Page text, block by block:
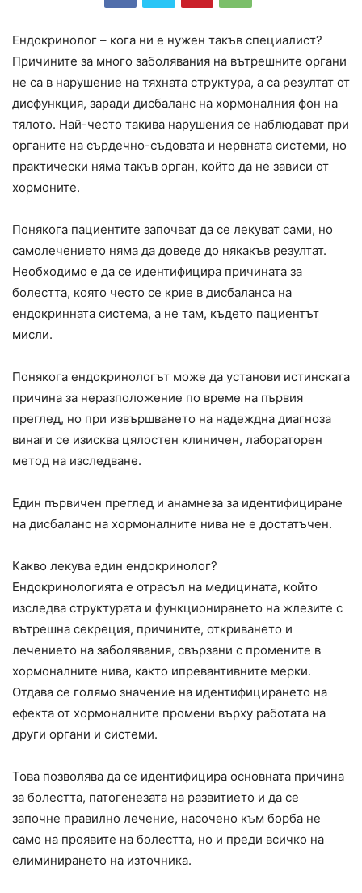
Ендокринолог – кога ни е нужен такъв специалист?
Причините за много заболявания на вътрешните органи
не са в нарушение на тяхната структура, а са резултат от
дисфункция, заради дисбаланс на хормоналния фон на
тялото. Най-често такива нарушения се наблюдават при
органите на сърдечно-съдовата и нервната системи, но
практически няма такъв орган, който да не зависи от
хормоните.
Понякога пациентите започват да се лекуват сами, но
самолечението няма да доведе до някакъв резултат.
Необходимо е да се идентифицира причината за
болестта, която често се крие в дисбаланса на
ендокринната система, а не там, където пациентът
мисли.
Понякога ендокринологът може да установи истинската
причина за неразположение по време на първия
преглед, но при извършването на надеждна диагноза
винаги се изисква цялостен клиничен, лабораторен
метод на изследване.
Един първичен преглед и анамнеза за идентифициране
на дисбаланс на хормоналните нива не е достатъчен.
Какво лекува един ендокринолог?
Ендокринологията е отрасъл на медицината, който
изследва структурата и функционирането на жлезите с
вътрешна секреция, причините, откриването и
лечението на заболявания, свързани с промените в
хормоналните нива, както ипревантивните мерки.
Отдава се голямо значение на идентифицирането на
ефекта от хормоналните промени върху работата на
други органи и системи.
Това позволява да се идентифицира основната причина
за болестта, патогенезата на развитието и да се
започне правилно лечение, насочено към борба не
само на проявите на болестта, но и преди всичко на
елиминирането на източника.